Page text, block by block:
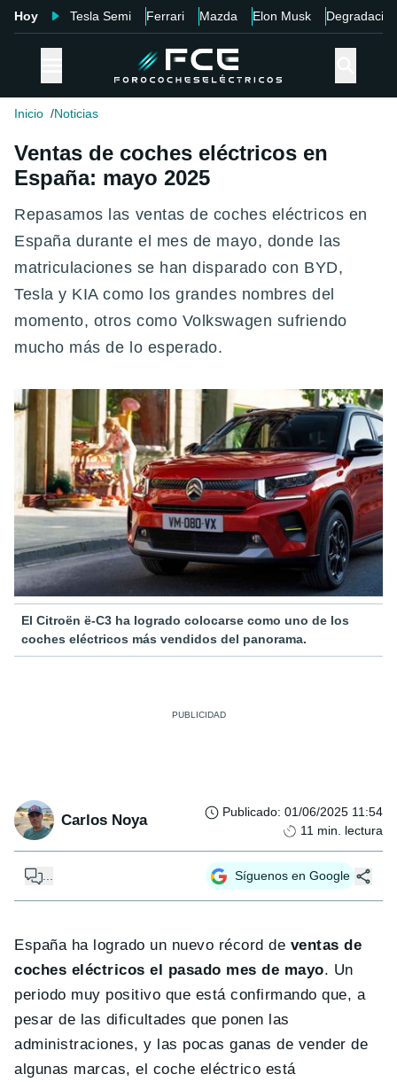
Hoy Tesla Semi Ferrari Mazda Elon Musk Degradación
Inicio Noticias
Ventas de coches eléctricos en
España: mayo 2025
Repasamos las ventas de coches eléctricos en
España durante el mes de mayo, donde las
matriculaciones se han disparado con BYD,
Tesla y KIA como los grandes nombres del
momento, otros como Volkswagen sufriendo
mucho más de lo esperado.
El Citroën ë-C3 ha logrado colocarse como uno de los
coches eléctricos más vendidos del panorama.
Carlos Noya Publicado: 01/06/2025 11:54
11 min. lectura
... Síguenos en Google
España ha logrado un nuevo récord de ventas de
coches eléctricos el pasado mes de mayo. Un
periodo muy positivo que está confirmando que, a
pesar de las dificultades que ponen las
administraciones, y las pocas ganas de vender de
algunas marcas, el coche eléctrico está